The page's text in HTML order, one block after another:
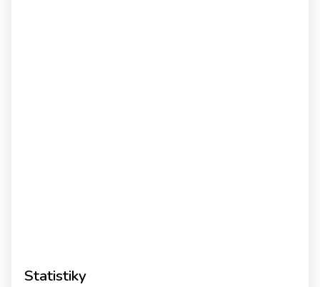
Statistiky